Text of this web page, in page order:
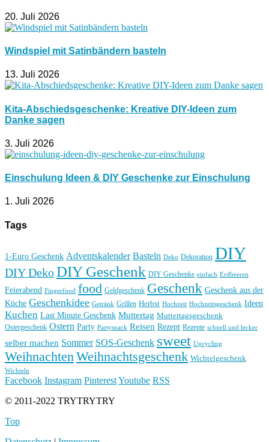
20. Juli 2026
Windspiel mit Satinbändern basteln
13. Juli 2026
Kita-Abschiedsgeschenke: Kreative DIY-Ideen zum
Danke sagen
3. Juli 2026
Einschulung Ideen & DIY Geschenke zur Einschulung
1. Juli 2026
Tags
1-Euro Geschenk Adventskalender Basteln Deko Dekoration DIY
DIY DekoDIY Geschenk DIY Geschenke einfach Erdbeeren
Feierabend Fingerfood food Geldgeschenk Geschenk Geschenk aus der
Küche Geschenkidee Getränk Grillen Herbst Hochzeit Hochzeitsgeschenk Ideen
Kuchen Last Minute Geschenk Muttertag Muttertagsgeschenk
Ostergeschenk Ostern Party Partysnack Reisen Rezept Rezepte schnell und lecker
selber machen Sommer SOS-Geschenk sweet Upcycling
WeihnachtenWeihnachtsgeschenk Wichtelgeschenk
Wichteln
Facebook Instagram PinterestYoutube RSS
© 2011-2022 TRYTRYTRY
Top